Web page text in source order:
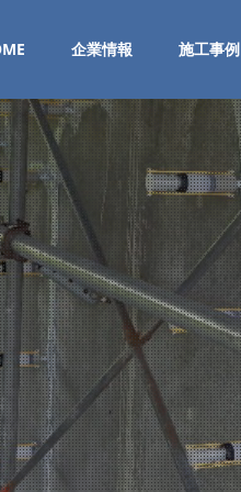
企業情報 施工事例